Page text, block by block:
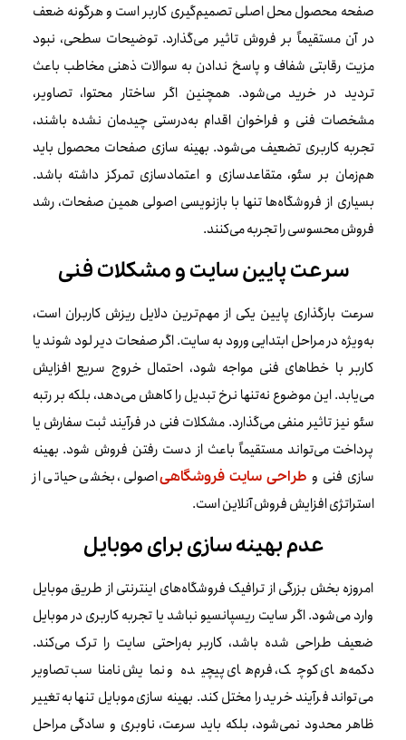
صفحه محصول محل اصلی تصمیم‌گیری کاربر است و هرگونه ضعف
در آن مستقیماً بر فروش تاثیر می‌گذارد. توضیحات سطحی، نبود
مزیت رقابتی شفاف و پاسخ ندادن به سوالات ذهنی مخاطب باعث
تردید در خرید می‌شود. همچنین اگر ساختار محتوا، تصاویر،
مشخصات فنی و فراخوان اقدام به‌درستی چیدمان نشده باشند،
تجربه کاربری تضعیف می‌شود. بهینه سازی صفحات محصول باید
هم‌زمان بر سئو، متقاعدسازی و اعتمادسازی تمرکز داشته باشد.
بسیاری از فروشگاه‌ها تنها با بازنویسی اصولی همین صفحات، رشد
فروش محسوسی را تجربه می‌کنند.
سرعت پایین سایت و مشکلات فنی
سرعت بارگذاری پایین یکی از مهم‌ترین دلایل ریزش کاربران است،
به‌ویژه در مراحل ابتدایی ورود به سایت. اگر صفحات دیر لود شوند یا
کاربر با خطاهای فنی مواجه شود، احتمال خروج سریع افزایش
می‌یابد. این موضوع نه‌تنها نرخ تبدیل را کاهش می‌دهد، بلکه بر رتبه
سئو نیز تاثیر منفی می‌گذارد. مشکلات فنی در فرآیند ثبت سفارش یا
پرداخت می‌تواند مستقیماً باعث از دست رفتن فروش شود. بهینه
سازی فنی و طراحی سایت فروشگاهیاصولی، بخشی حیاتی از
استراتژی افزایش فروش آنلاین است.
عدم بهینه سازی برای موبایل
امروزه بخش بزرگی از ترافیک فروشگاه‌های اینترنتی از طریق موبایل
وارد می‌شود. اگر سایت ریسپانسیو نباشد یا تجربه کاربری در موبایل
ضعیف طراحی شده باشد، کاربر به‌راحتی سایت را ترک می‌کند.
دکمه‌های کوچک، فرم‌های پیچیده و نمایش نامناسب تصاویر
می‌تواند فرآیند خرید را مختل کند. بهینه سازی موبایل تنها به تغییر
ظاهر محدود نمی‌شود، بلکه باید سرعت، ناوبری و سادگی مراحل